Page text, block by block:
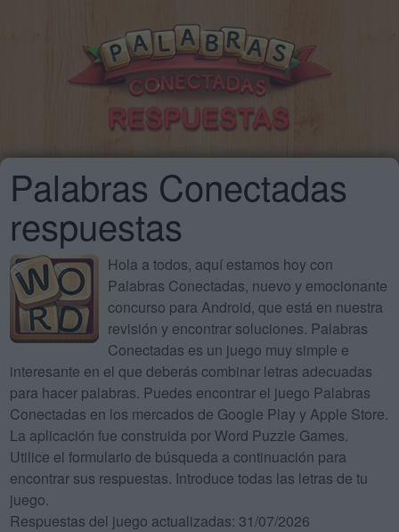
Palabras Conectadas
respuestas
Hola a todos, aquí estamos hoy con
Palabras Conectadas, nuevo y emocionante
concurso para Android, que está en nuestra
revisión y encontrar soluciones. Palabras
Conectadas es un juego muy simple e
interesante en el que deberás combinar letras adecuadas
para hacer palabras. Puedes encontrar el juego Palabras
Conectadas en los mercados de Google Play y Apple Store.
La aplicación fue construida por Word Puzzle Games.
Utilice el formulario de búsqueda a continuación para
encontrar sus respuestas. Introduce todas las letras de tu
juego.
Respuestas del juego actualizadas: 31/07/2026